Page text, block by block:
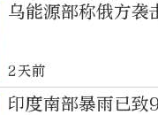
乌能源部称俄方袭
2天前
印度南部暴雨已致